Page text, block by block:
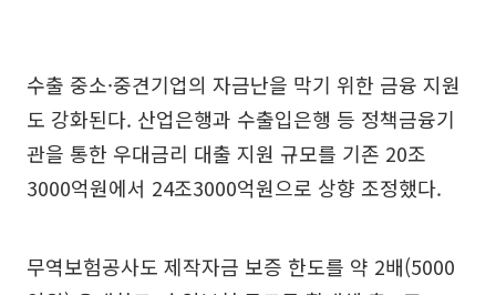
수출 중소·중견기업의 자금난을 막기 위한 금융 지원
도 강화된다. 산업은행과 수출입은행 등 정책금융기
관을 통한 우대금리 대출 지원 규모를 기존 20조
3000억원에서 24조3000억원으로 상향 조정했다.
무역보험공사도 제작자금 보증 한도를 약 2배(5000